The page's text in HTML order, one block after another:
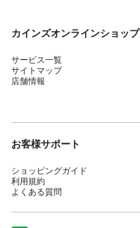
カインズオンラインショップ
サービス一覧
サイトマップ
店舗情報
お客様サポート
ショッピングガイド
利用規約
よくある質問